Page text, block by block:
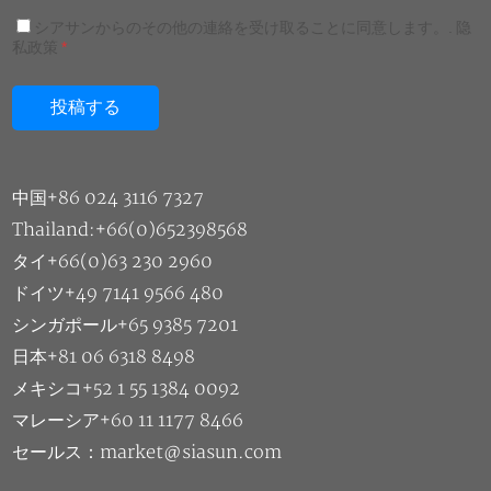
*
中国+86 024 3116 7327
Thailand:+66(0)652398568
タイ+66(0)63 230 2960
ドイツ+49 7141 9566 480
シンガポール+65 9385 7201
日本+81 06 6318 8498
メキシコ+52 1 55 1384 0092
マレーシア+60 11 1177 8466
セールス：market@siasun.com